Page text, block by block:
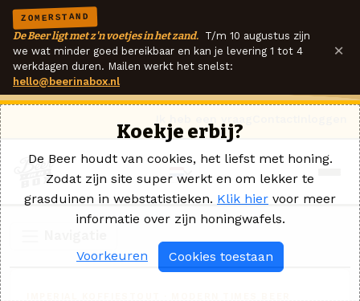
ZOMERSTAND
De Beer ligt met z'n voetjes in het zand. T/m 10 augustus zijn
we wat minder goed bereikbaar en kan je levering 1 tot 4
werkdagen duren. Mailen werkt het snelst:
hello@beerinabox.nl
×
Koekje erbij?
De Beer houdt van cookies, het liefst met honing.
Zodat zijn site super werkt en om lekker te
grasduinen in webstatistieken. Klik hier voor meer
informatie over zijn honingwafels.
Voorkeuren Cookies toestaan